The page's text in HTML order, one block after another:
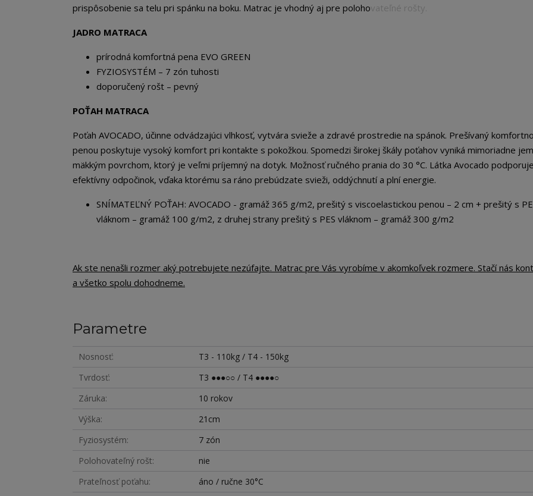
prispôsobenie sa telu pri spánku na boku. Matrac je vhodný aj pre polohovateľné rošty.
JADRO MATRACA
prírodná komfortná pena EVO GREEN
FYZIOSYSTÉM – 7 zón tuhosti
doporučený rošt – pevný
POŤAH MATRACA
Poťah AVOCADO, účinne odvádzajúci vlhkosť, vytvára svieže a zdravé prostredie na spánok. Prešívaný
penou poskytuje vysoký komfort pri kontakte s pokožkou. Spomedzi širokej škály poťahov vyniká mimoriadne
mäkkým povrchom, ktorý je veľmi príjemný na dotyk. Možnosť ručného prania do 30 °C. Látka Avocado podporuje
efektívny odpočinok, vďaka ktorému sa ráno prebúdzate svieži, oddýchnutí a plní energie.
SNÍMATEĽNÝ POŤAH: AVOCADO - gramáž 365 g/m2, prešitý s viscoelastickou penou – 2 cm + prešitý s
vláknom – gramáž 100 g/m2, z druhej strany prešitý s PES vláknom – gramáž 300 g/m2
Ak ste nenašli rozmer aký potrebujete nezúfajte. Matrac pre Vás vyrobíme v akomkoľvek rozmere. Stačí nás
a všetko spolu dohodneme.
Parametre
Nosnosť
T3 - 110kg / T4 - 150kg
Tvrdosť
T3 ●●●○○ / T4 ●●●●○
Záruka
10 rokov
Výška
21cm
Fyziosystém
7 zón
Polohovateľný rošt
nie
Prateľnosť poťahu
áno / ručne 30°C